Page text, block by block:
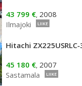
43 799 €, 2008
Ilmajoki
LIIKE
45 180 €, 2007
Sastamala
LIIKE